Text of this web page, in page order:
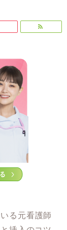
る元看護師